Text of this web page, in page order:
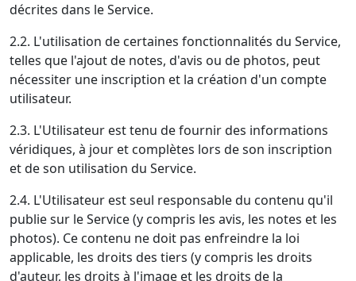
décrites dans le Service.
2.2. L'utilisation de certaines fonctionnalités du Service,
telles que l'ajout de notes, d'avis ou de photos, peut
nécessiter une inscription et la création d'un compte
utilisateur.
2.3. L'Utilisateur est tenu de fournir des informations
véridiques, à jour et complètes lors de son inscription
et de son utilisation du Service.
2.4. L'Utilisateur est seul responsable du contenu qu'il
publie sur le Service (y compris les avis, les notes et les
photos). Ce contenu ne doit pas enfreindre la loi
applicable, les droits des tiers (y compris les droits
d'auteur, les droits à l'image et les droits de la